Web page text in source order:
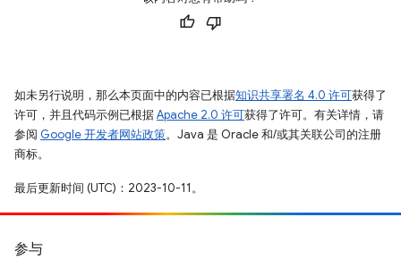
如未另行说明，那么本页面中的内容已根据知识共享署名 4.0 许可获得了
许可，并且代码示例已根据Apache 2.0 许可获得了许可。有关详情，请
参阅 Google 开发者网站政策。Java 是 Oracle 和/或其关联公司的注册
商标。
最后更新时间 (UTC)：2023-10-11。
参与